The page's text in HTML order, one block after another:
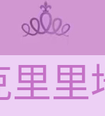
里里